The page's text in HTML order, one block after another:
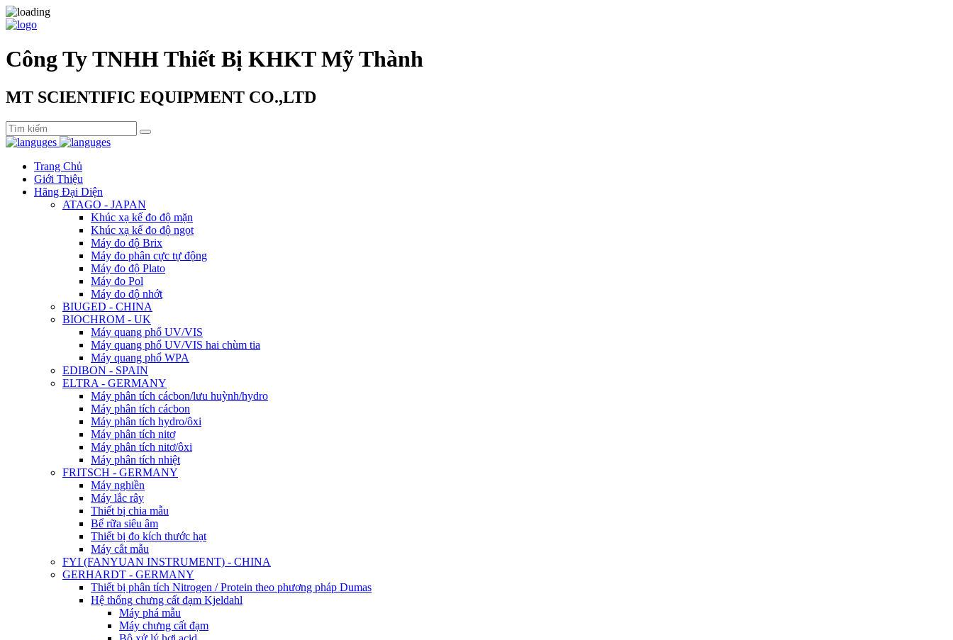
Công Ty TNHH Thiết Bị KHKT Mỹ Thành
MT SCIENTIFIC EQUIPMENT CO.,LTD
Trang Chủ
Giới Thiệu
Hãng Đại Diện
ATAGO - JAPAN
Khúc xạ kế đo độ mặn
Khúc xạ kế đo độ ngọt
Máy đo độ Brix
Máy đo phân cực tự động
Máy đo độ Plato
Máy đo Pol
Máy đo độ nhớt
BIUGED - CHINA
BIOCHROM - UK
Máy quang phổ UV/VIS
Máy quang phổ UV/VIS hai chùm tia
Máy quang phổ WPA
EDIBON - SPAIN
ELTRA - GERMANY
Máy phân tích cácbon/lưu huỳnh/hydro
Máy phân tích cácbon
Máy phân tích hydro/ôxi
Máy phân tích nitơ
Máy phân tích nitơ/ôxi
Máy phân tích nhiệt
FRITSCH - GERMANY
Máy nghiền
Máy lắc rây
Thiết bị chia mẫu
Bể rữa siêu âm
Thiết bị đo kích thước hạt
Máy cắt mẫu
FYI (FANYUAN INSTRUMENT) - CHINA
GERHARDT - GERMANY
Thiết bị phân tích Nitrogen / Protein theo phương pháp Dumas
Hệ thống chưng cất đạm Kjeldahl
Máy phá mẫu
Máy chưng cất đạm